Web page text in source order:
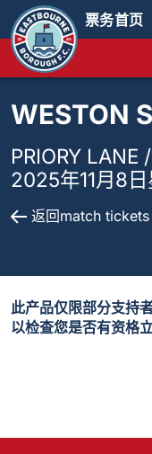
票务首页
WESTON
PRIORY LANE /
2025年11月8
返回match tickets
此产品仅限部分支持
以检查您是否有资格